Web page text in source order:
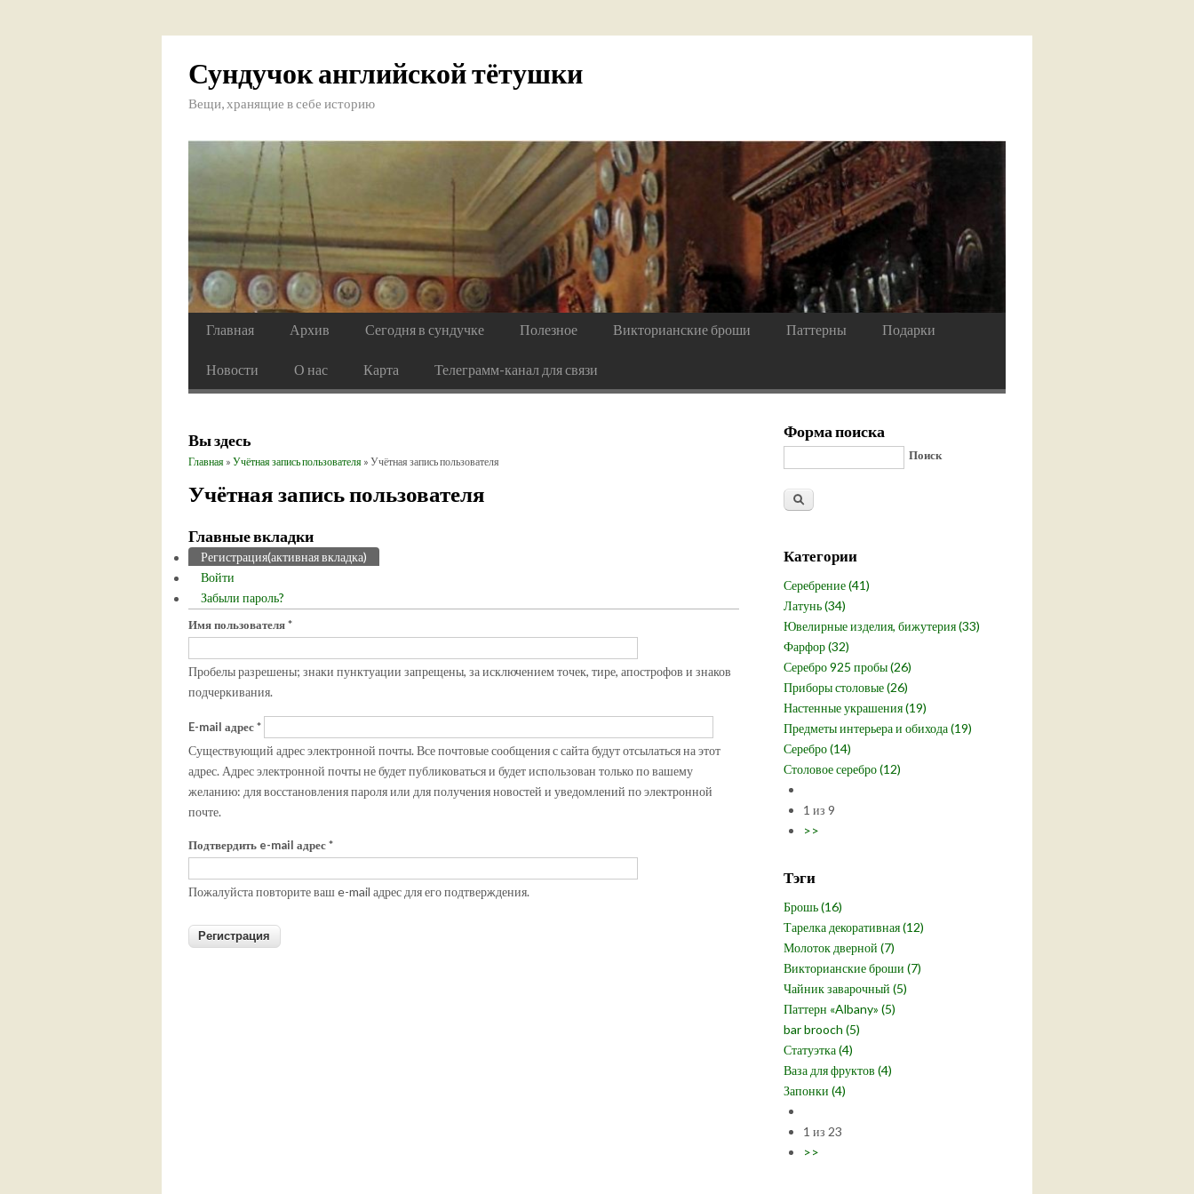
Сундучок английской тётушки
Вещи, хранящие в себе историю
Главная Архив Сегодня в сундучке Полезное Викторианские броши Паттерны Подарки
Новости О нас Карта Телеграмм-канал для связи
Вы здесь
Главная » Учётная запись пользователя » Учётная запись пользователя
Учётная запись пользователя
Главные вкладки
Регистрация(активная вкладка)
Войти
Забыли пароль?
Имя пользователя*
Пробелы разрешены; знаки пунктуации запрещены, за исключением точек, тире, апострофов и знаков
подчеркивания.
E-mail адрес*
Существующий адрес электронной почты. Все почтовые сообщения с сайта будут отсылаться на этот
адрес. Адрес электронной почты не будет публиковаться и будет использован только по вашему
желанию: для восстановления пароля или для получения новостей и уведомлений по электронной
почте.
Подтвердить e-mail адрес*
Пожалуйста повторите ваш e-mail адрес для его подтверждения.
Форма поиска
Поиск
Категории
Серебрение (41)
Латунь (34)
Ювелирные изделия, бижутерия (33)
Фарфор (32)
Серебро 925 пробы (26)
Приборы столовые (26)
Настенные украшения (19)
Предметы интерьера и обихода (19)
Серебро (14)
Столовое серебро (12)
1 из 9
>>
Тэги
Брошь (16)
Тарелка декоративная (12)
Молоток дверной (7)
Викторианские броши (7)
Чайник заварочный (5)
Паттерн «Albany» (5)
bar brooch (5)
Статуэтка (4)
Ваза для фруктов (4)
Запонки (4)
1 из 23
>>